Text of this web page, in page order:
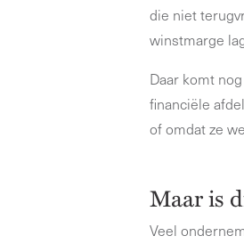
die niet
winstmarge
Daar komt
financiële
of omdat ze
Maar is
Veel